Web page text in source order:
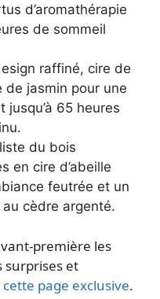
d’aromathérapie
de sommeil
raffiné, cire de
de jasmin pour une
65 heures
du bois
en cire d’abeille
feutrée et un
cèdre argenté.
première les
surprises et
cette page exclusive.